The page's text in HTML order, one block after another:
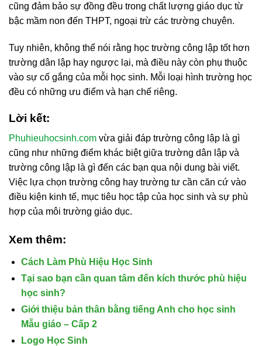
cũng đảm bảo sự đồng đều trong chất lượng giáo dục từ
bậc mầm non đến THPT, ngoại trừ các trường chuyên.
Tuy nhiên, không thể nói rằng học trường công lập tốt hơn
trường dân lập hay ngược lại, mà điều này còn phụ thuộc
vào sự cố gắng của mỗi học sinh. Mỗi loại hình trường học
đều có những ưu điểm và hạn chế riêng.
Lời kết:
Phuhieuhocsinh.com vừa giải đáp trường công lập là gì
cũng như những điểm khác biệt giữa trường dân lập và
trường công lập là gì đến các bạn qua nội dung bài viết.
Việc lựa chọn trường công hay trường tư cần căn cứ vào
điều kiện kinh tế, mục tiêu học tập của học sinh và sự phù
hợp của môi trường giáo dục.
Xem thêm:
Cách Làm Phù Hiệu Học Sinh
Tại sao bạn cần quan tâm đến kích thước phù hiệu
học sinh?
Giới thiệu bản thân bằng tiếng Anh cho học sinh
Mẫu giáo – Cấp 2
Logo Học Sinh